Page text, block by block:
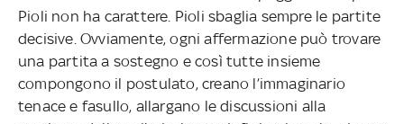
Pioli non ha carattere. Pioli sbaglia sempre le partite
decisive. Ovviamente, ogni affermazione può trovare
una partita a sostegno e così tutte insieme
compongono il postulato, creano l’immaginario
tenace e fasullo, allargano le discussioni alla